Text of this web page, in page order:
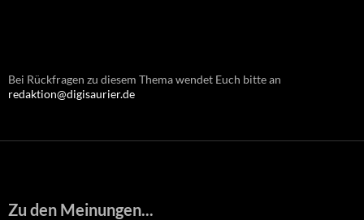
Bei Rückfragen zu diesem Thema wendet Euch bitte an
redaktion@digisaurier.de
Zu den Meinungen...